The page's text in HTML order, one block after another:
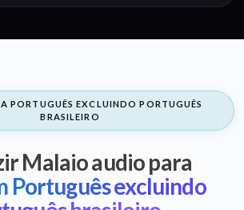
PORTUGUÊS EXCLUINDO PORTUGUÊS
BRASILEIRO
Malaio audio para
Português excluindo